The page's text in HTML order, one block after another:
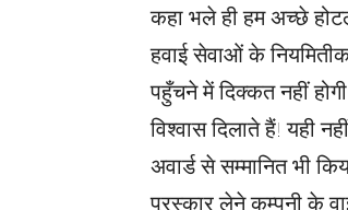
कहा भले ही हम अच्छे
हवाई सेवाओं के
पहुँचने में दिक्कत नहीं
विश्वास दिलाते हैं! यही
अवार्ड से सम्मानित भी
पुरस्कार लेने कम्पनी के